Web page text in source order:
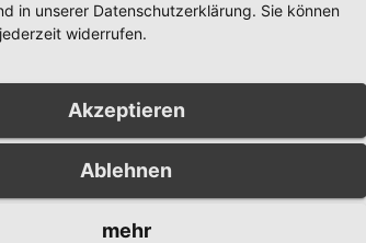
30 Liter Fassungsvermögen
direkt beim Wertstoffbringhof
in unserer Datenschutzerklärung. Sie können
widerrufen.
Akzeptieren
Ablehnen
mehr